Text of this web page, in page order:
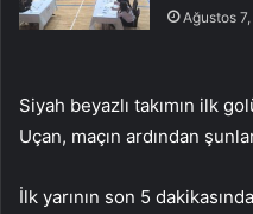
Ağustos
Siyah beyazlı takımın ilk
Uçan, maçın ardından
İlk yarının son 5